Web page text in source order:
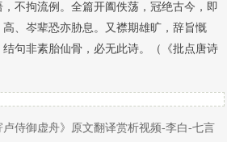
不拘流例。全篇开阖佚荡，冠绝古今，即
、岑辈恐亦胁息。又襟期雄旷，辞旨慨
句非素胎仙骨，必无此诗。（《批点唐诗
卢侍御虚舟》原文翻译赏析视频-李白-七言